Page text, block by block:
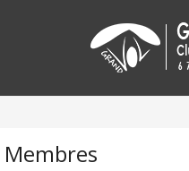
Membres